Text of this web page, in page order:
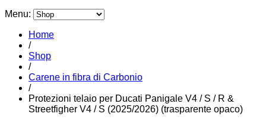
Menu:
Home
/
Shop
/
Carene in fibra di Carbonio
/
Protezioni telaio per Ducati Panigale V4 / S / R &
Streetfigher V4 / S (2025/2026) (trasparente opaco)